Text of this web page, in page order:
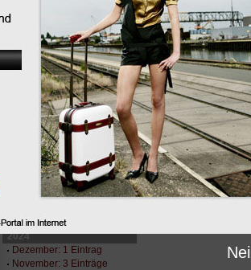
Juni: 2 Einträge
April: 4 Einträge
März: 4 Einträge
Januar: 3 Einträge
Dezember: 2 Einträge
November: 1 Eintrag
Oktober: 2 Einträge
September: 3 Einträge
August: 4 Einträge
Juni: 3 Einträge
Mai: 2 Einträge
April: 3 Einträge
Januar: 2 Einträge
2024
Dezember: 1 Eintrag
November: 3 Einträge